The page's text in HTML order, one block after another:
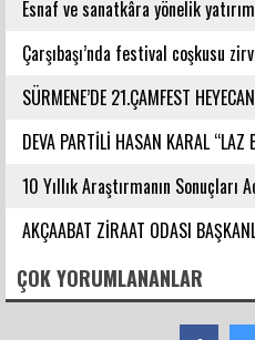
AĞUSTOS AYI İÇİN UYARI!
Esnaf ve sanatkâra yönelik
artırıldı
Çarşıbaşı’nda festival coşkusu
SÜRMENE’DE 21.ÇAMFEST
DEVA PARTİLİ HASAN KARAL
KİMLİĞİ DEĞİŞTİRİLEMEZ”
10 Yıllık Araştırmanın Sonuçları
Rakım Belirlendi
AKÇAABAT ZİRAAT ODASI
BAHÇE GÜNÜ ETKİNLİĞİNE KATILIM
ÇOK YORUMLANANLAR